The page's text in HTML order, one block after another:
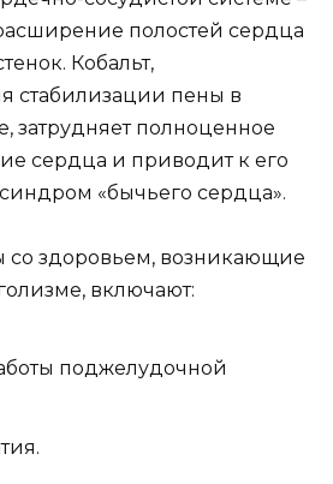
полостей сердца
Кобальт,
стабилизации пены в
затрудняет полноценное
сердца и приводит к его
«бычьего сердца».
здоровьем, возникающие
включают:
поджелудочной